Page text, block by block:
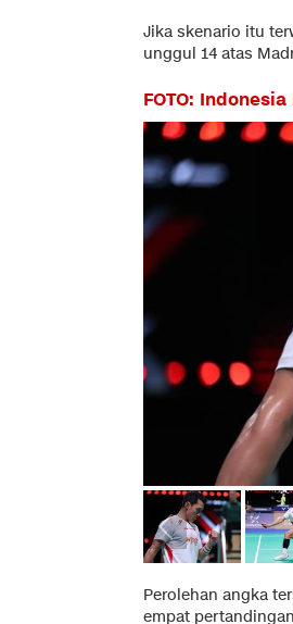
Jika skenario itu
unggul 14 atas
FOTO:
Perolehan angka
empat